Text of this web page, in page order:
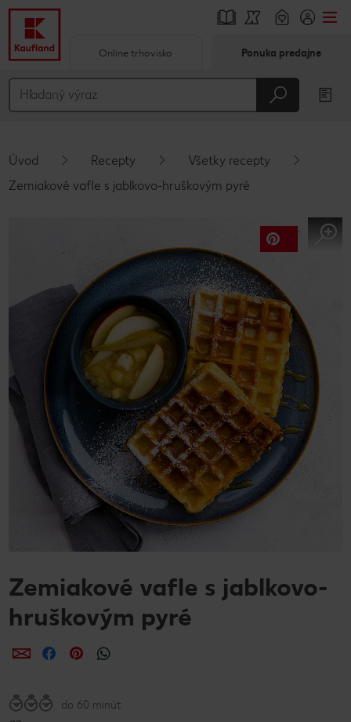
Hlavný obsah
Vyskakovací bočný panel
Online trhovisko Ponuka predajne
Úvod Recepty
Všetky recepty
Zemiakové vafle s jablkovo-hruškovým pyré
Zemiakové vafle s jablkovo-
hruškovým pyré
ZdieľaťZdieľaťZdieľať
do 60 minút